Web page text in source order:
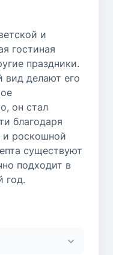
и
гостиная
праздники.
вид делают его
он стал
благодаря
и роскошной
существуют
подходит в
год.